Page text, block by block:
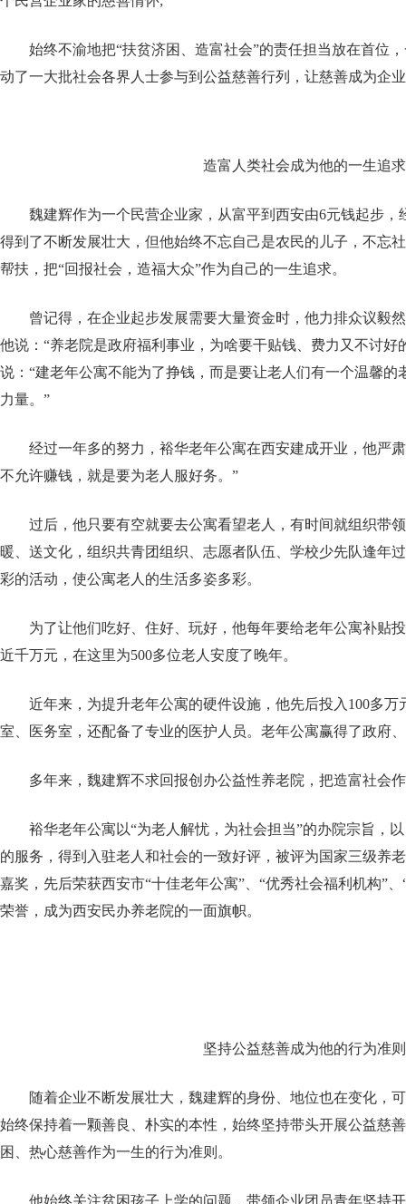
始终不渝地把“扶贫济困、造富社会”的责任担当放在首位
动了一大批社会各界人士参与到公益慈善行列，让慈善成为企
造富人类社会成为他的一生追求
魏建辉作为一个民营企业家，从富平到西安由6元钱起步，
得到了不断发展壮大，但他始终不忘自己是农民的儿子，不忘
帮扶，把“回报社会，造福大众”作为自己的一生追求。
曾记得，在企业起步发展需要大量资金时，他力排众议毅
他说：“养老院是政府福利事业，为啥要干贴钱、费力又不讨好
说：“建老年公寓不能为了挣钱，而是要让老人们有一个温馨的
力量。”
经过一年多的努力，裕华老年公寓在西安建成开业，他严
不允许赚钱，就是要为老人服好务。”
过后，他只要有空就要去公寓看望老人，有时间就组织带
暖、送文化，组织共青团组织、志愿者队伍、学校少先队逢年
彩的活动，使公寓老人的生活多姿多彩。
为了让他们吃好、住好、玩好，他每年要给老年公寓补贴
近千万元，在这里为500多位老人安度了晚年。
近年来，为提升老年公寓的硬件设施，他先后投入100多万
室、医务室，还配备了专业的医护人员。老年公寓赢得了政府
多年来，魏建辉不求回报创办公益性养老院，把造富社会
裕华老年公寓以“为老人解忧，为社会担当”的办院宗旨，
的服务，得到入驻老人和社会的一致好评，被评为国家三级养
嘉奖，先后荣获西安市“十佳老年公寓”、“优秀社会福利机构”
荣誉，成为西安民办养老院的一面旗帜。
坚持公益慈善成为他的行为准则
随着企业不断发展壮大，魏建辉的身份、地位也在变化，
始终保持着一颗善良、朴实的本性，始终坚持带头开展公益慈
困、热心慈善作为一生的行为准则。
他始终关注贫困孩子上学的问题，带领企业团员青年坚持